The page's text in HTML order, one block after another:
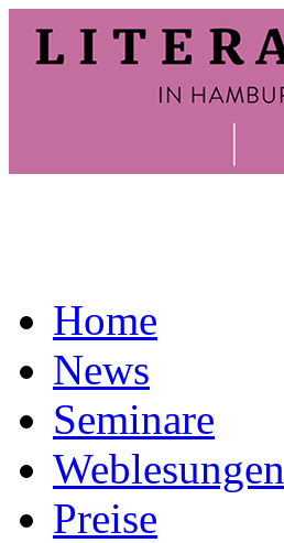
Home
News
Seminare
Weblesungen
Preise